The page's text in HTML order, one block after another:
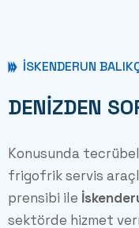
İSKENDERUN
DENİZDEN
Konusunda
frigofrik servis
prensibi ile
sektörde hizmet